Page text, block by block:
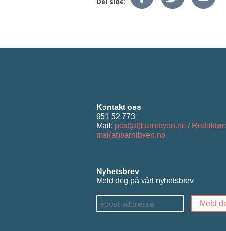
Kontakt oss
951 52 773
Mail: post(at)barnibyen.no / Redaktør:
mai(at)barnibyen.no
Nyhetsbrev
Meld deg på vårt nyhetsbrev